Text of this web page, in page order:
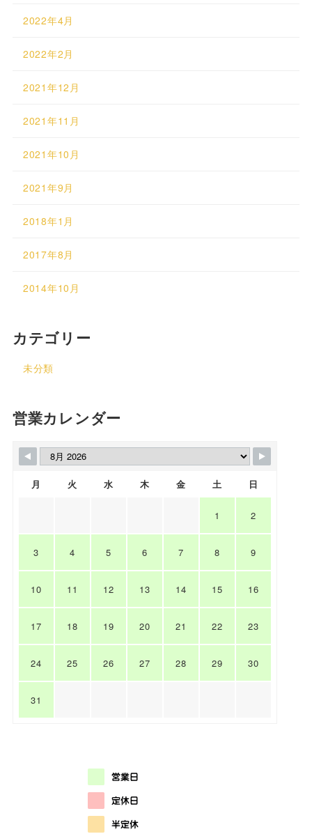
2022年4月
2022年2月
2021年12月
2021年11月
2021年10月
2021年9月
2018年1月
2017年8月
2014年10月
カテゴリー
未分類
営業カレンダー
月 火 水 木 金 土 日
1 2
3 4 5 6 7 8 9
10 11 12 13 14 15 16
17 18 19 20 21 22 23
24 25 26 27 28 29 30
31